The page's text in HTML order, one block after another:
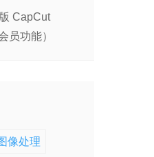
CapCut
员功能）
像处理